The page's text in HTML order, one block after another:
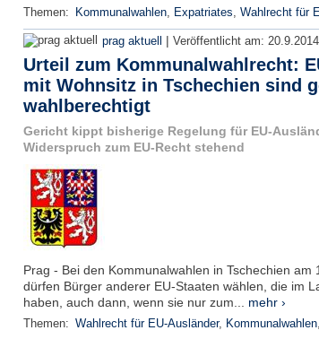
Themen: Kommunalwahlen, Expatriates, Wahlrecht für
prag aktuell | Veröffentlicht am: 20.9.2014
Urteil zum Kommunalwahlrecht:
mit Wohnsitz in Tschechien sind
wahlberechtigt
Gericht kippt bisherige Regelung für EU-
Widerspruch zum EU-Recht stehend
Prag - Bei den Kommunalwahlen in Tschechien am
dürfen Bürger anderer EU-Staaten wählen, die im
haben, auch dann, wenn sie nur zum... mehr ›
Themen: Wahlrecht für EU-Ausländer, Kommunalwahlen,